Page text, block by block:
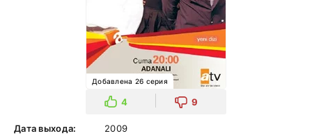
Добавлена 26 серия
4 9
Дата выхода:
2009